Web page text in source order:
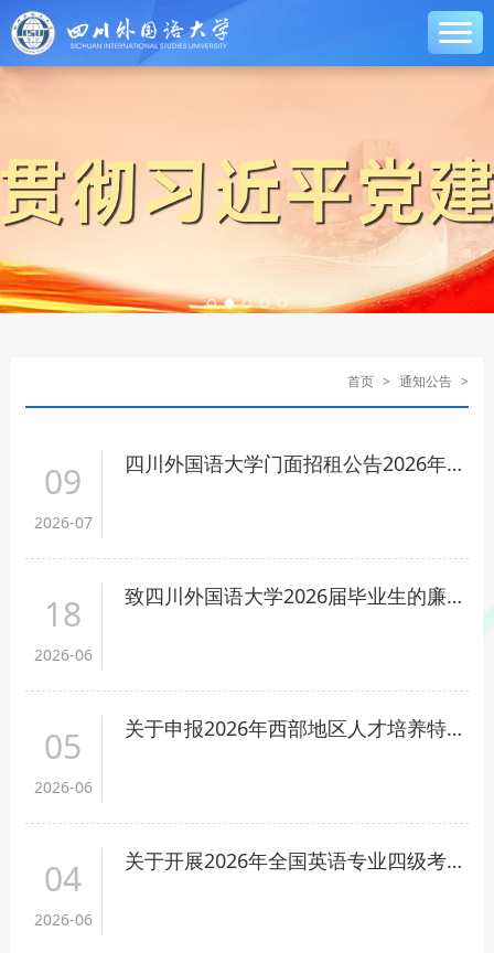
首页 > 通知公告 >
09
2026-07
四川外国语大学门面招租公告2026年7月（总第45期）
18
2026-06
致四川外国语大学2026届毕业生的廉洁倡议书
05
2026-06
关于申报2026年西部地区人才培养特别项目的通知
04
2026-06
关于开展2026年全国英语专业四级考试工作的通知